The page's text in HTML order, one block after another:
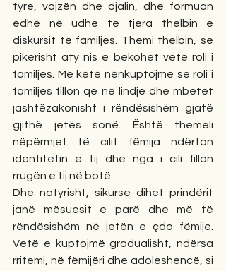
tyre, vajzën dhe djalin, dhe formuan
edhe në udhë të tjera thelbin e
diskursit të familjes. Themi thelbin, se
pikërisht aty nis e bekohet vetë roli i
familjes. Me këtë nënkuptojmë se roli i
familjes fillon që në lindje dhe mbetet
jashtëzakonisht i rëndësishëm gjatë
gjithë jetës sonë. Është themeli
nëpërmjet të cilit fëmija ndërton
identitetin e tij dhe nga i cili fillon
rrugën e tij në botë.
Dhe natyrisht, sikurse dihet prindërit
janë mësuesit e parë dhe më të
rëndësishëm në jetën e çdo fëmije.
Vetë e kuptojmë gradualisht, ndërsa
rritemi, në fëmijëri dhe adoleshencë, si